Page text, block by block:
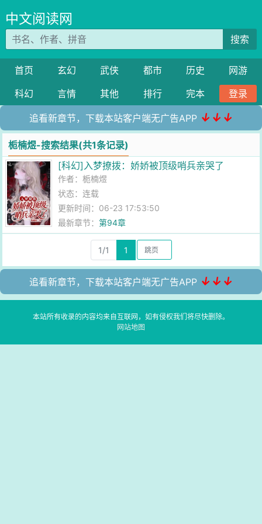
中文阅读网
搜索
首页 玄幻 武侠 都市 历史
网游
科幻
言情 其他 排行 完本 登录
追看新章节，下载本站客户端无广告APP ↓↓↓
栀楠煜-搜索结果(共1条记录)
[科幻]入梦撩拨：娇娇被顶级哨兵亲哭了
作者：栀楠煜
状态：连载
更新时间：06-23 17:53:50
最新章节：第94章
1/1 1
追看新章节，下载本站客户端无广告APP ↓↓↓
本站所有收录的内容均来自互联网，如有侵权我们将尽快删除。
网站地图